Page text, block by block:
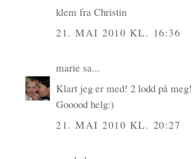
klem fra Christin
21. MAI 2010 KL. 16:36
marie sa...
Klart jeg er med! 2 lodd på meg!
Gooood helg:)
21. MAI 2010 KL. 20:27